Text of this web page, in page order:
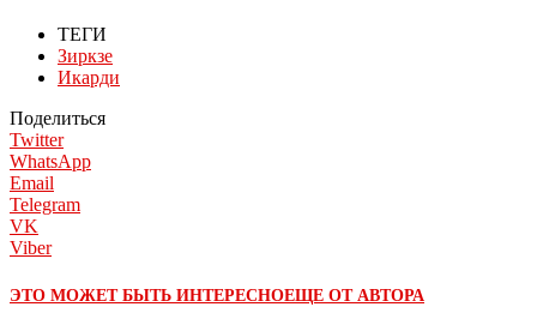
ТЕГИ
Зиркзе
Икарди
Поделиться
Twitter
WhatsApp
Email
Telegram
VK
Viber
ЭТО МОЖЕТ БЫТЬ ИНТЕРЕСНОЕЩЕ ОТ АВТОРА